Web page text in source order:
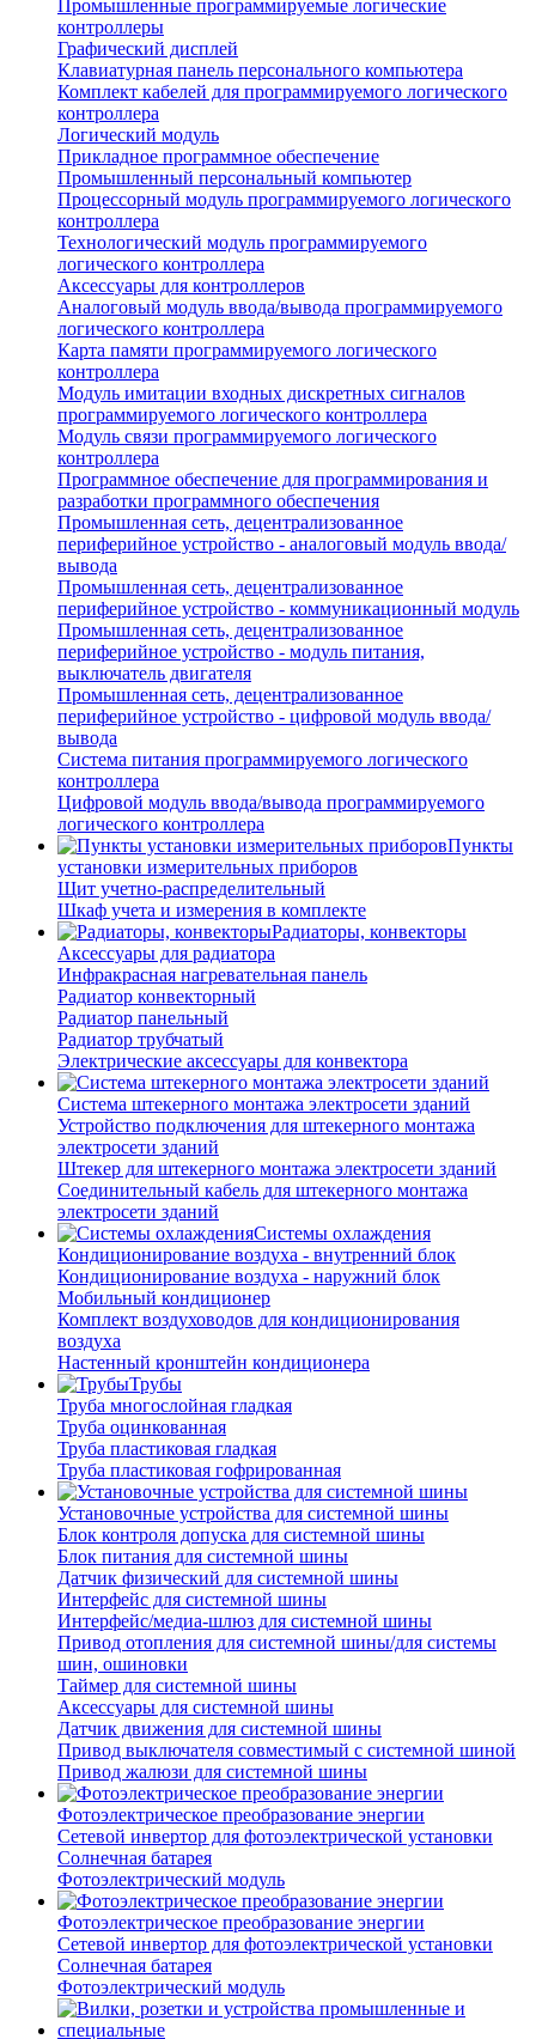
Промышленные программируемые логические
контроллеры
Графический дисплей
Клавиатурная панель персонального компьютера
Комплект кабелей для программируемого логического
контроллера
Логический модуль
Прикладное программное обеспечение
Промышленный персональный компьютер
Процессорный модуль программируемого логического
контроллера
Технологический модуль программируемого
логического контроллера
Аксессуары для контроллеров
Аналоговый модуль ввода/вывода программируемого
логического контроллера
Карта памяти программируемого логического
контроллера
Модуль имитации входных дискретных сигналов
программируемого логического контроллера
Модуль связи программируемого логического
контроллера
Программное обеспечение для программирования и
разработки программного обеспечения
Промышленная сеть, децентрализованное
периферийное устройство - аналоговый модуль ввода/
вывода
Промышленная сеть, децентрализованное
периферийное устройство - коммуникационный модуль
Промышленная сеть, децентрализованное
периферийное устройство - модуль питания,
выключатель двигателя
Промышленная сеть, децентрализованное
периферийное устройство - цифровой модуль ввода/
вывода
Система питания программируемого логического
контроллера
Цифровой модуль ввода/вывода программируемого
логического контроллера
Пункты
установки измерительных приборов
Щит учетно-распределительный
Шкаф учета и измерения в комплекте
Радиаторы, конвекторы
Аксессуары для радиатора
Инфракрасная нагревательная панель
Радиатор конвекторный
Радиатор панельный
Радиатор трубчатый
Электрические аксессуары для конвектора
Система штекерного монтажа электросети зданий
Устройство подключения для штекерного монтажа
электросети зданий
Штекер для штекерного монтажа электросети зданий
Соединительный кабель для штекерного монтажа
электросети зданий
Системы охлаждения
Кондиционирование воздуха - внутренний блок
Кондиционирование воздуха - наружний блок
Мобильный кондиционер
Комплект воздуховодов для кондиционирования
воздуха
Настенный кронштейн кондиционера
Трубы
Труба многослойная гладкая
Труба оцинкованная
Труба пластиковая гладкая
Труба пластиковая гофрированная
Установочные устройства для системной шины
Блок контроля допуска для системной шины
Блок питания для системной шины
Датчик физический для системной шины
Интерфейс для системной шины
Интерфейс/медиа-шлюз для системной шины
Привод отопления для системной шины/для системы
шин, ошиновки
Таймер для системной шины
Аксессуары для системной шины
Датчик движения для системной шины
Привод выключателя совместимый с системной шиной
Привод жалюзи для системной шины
Фотоэлектрическое преобразование энергии
Сетевой инвертор для фотоэлектрической установки
Солнечная батарея
Фотоэлектрический модуль
Фотоэлектрическое преобразование энергии
Сетевой инвертор для фотоэлектрической установки
Солнечная батарея
Фотоэлектрический модуль